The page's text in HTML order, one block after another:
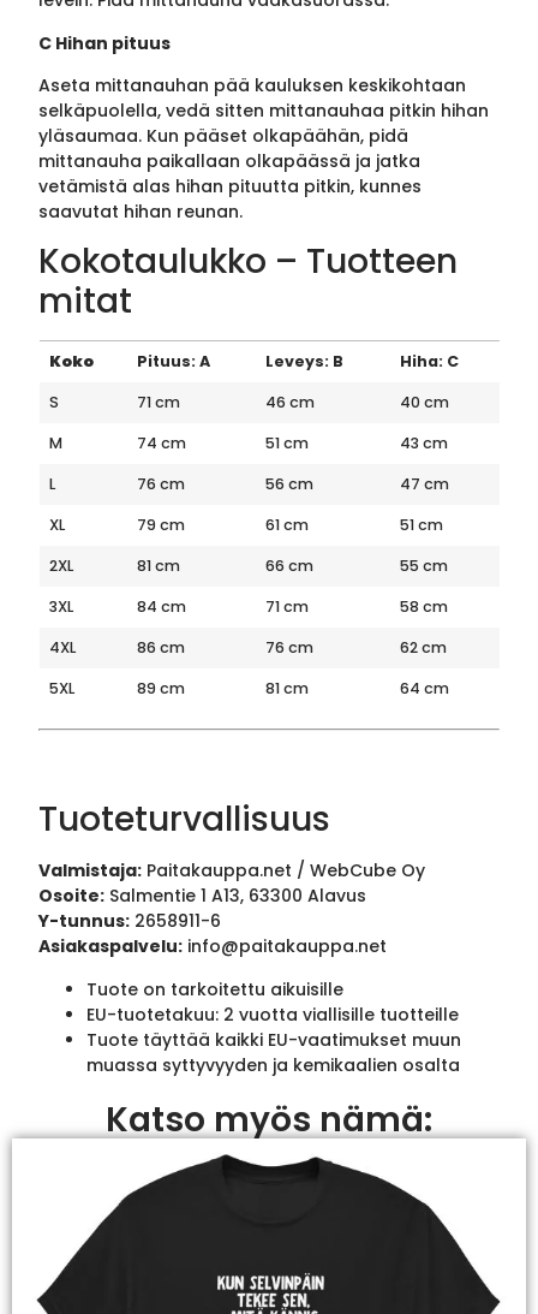
C Hihan pituus
Aseta mittanauhan pää kauluksen keskikohtaan
selkäpuolella, vedä sitten mittanauhaa pitkin hihan
yläsaumaa. Kun pääset olkapäähän, pidä
mittanauha paikallaan olkapäässä ja jatka
vetämistä alas hihan pituutta pitkin, kunnes
saavutat hihan reunan.
Kokotaulukko – Tuotteen
mitat
Koko Pituus: A Leveys: B
Hiha: C
S
71 cm 46 cm
40 cm
M
74 cm 51 cm
43 cm
L
76 cm 56 cm
47 cm
XL
79 cm 61 cm
51 cm
2XL
81 cm 66 cm
55 cm
3XL
84 cm 71 cm
58 cm
4XL
86 cm 76 cm
62 cm
5XL
89 cm 81 cm 64 cm
Tuoteturvallisuus
Valmistaja: Paitakauppa.net / WebCube Oy
Osoite: Salmentie 1 A13, 63300 Alavus
Y-tunnus: 2658911-6
Asiakaspalvelu: info@paitakauppa.net
Tuote on tarkoitettu aikuisille
EU-tuotetakuu: 2 vuotta viallisille tuotteille
Tuote täyttää kaikki EU-vaatimukset muun
muassa syttyvyyden ja kemikaalien osalta
Katso myös nämä: